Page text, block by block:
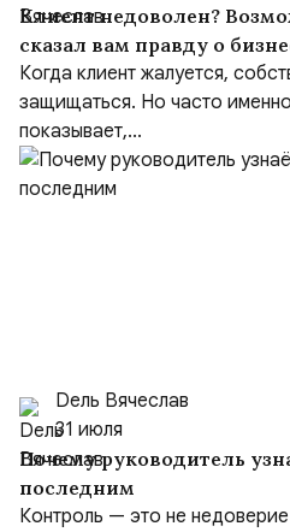
Клиент недоволен?
сказал вам правду о
Когда клиент жалуется,
защищаться. Но часто
показывает,...
Dель Вячеслав
31 июля
Почему руководитель
последним
Контроль — это не